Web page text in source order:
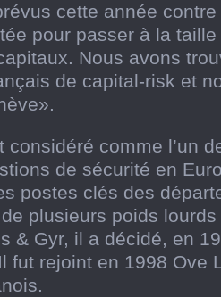
cette année
pour passer à la
Nous avons
de capital-risk et
considéré comme l’un
de sécurité en
postes clés des
plusieurs poids
& Gyr, il a décidé, en
fut rejoint en 1998 Ove